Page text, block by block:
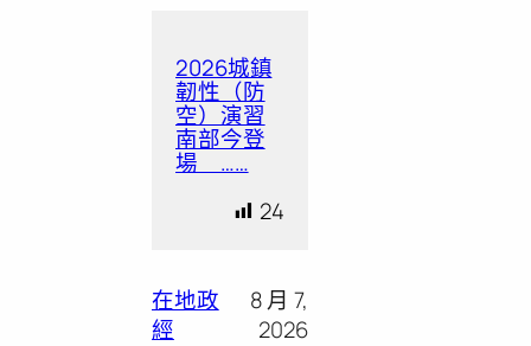
2026城鎮
韌性（防
空）演習
南部今登
場 ……
24
在地政
經
8 月 7,
2026